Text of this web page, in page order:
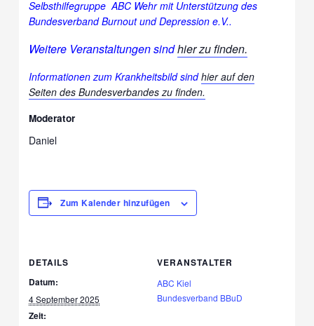
Selbsthilfegruppe ABC Wehr mit Unterstützung des
Bundesverband Burnout und Depression e.V..
Weitere Veranstaltungen sindhier zu finden.
Informationen zum Krankheitsbild sindhier auf den
Seiten des Bundesverbandes zu finden.
Moderator
Daniel
Zum Kalender hinzufügen
DETAILS
Datum:
4 September 2025
Zeit:
VERANSTALTER
ABC Kiel
Bundesverband BBuD